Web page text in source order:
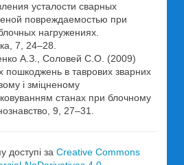
усталости сварных
повреждаемостью при
нагружениях.
7, 24–28.
А.З., Соловей С.О. (2009)
пошкоджень в таврових зварних
і зміцненому
станах при блочному
9, 27–31.
доступі за Creative Commons